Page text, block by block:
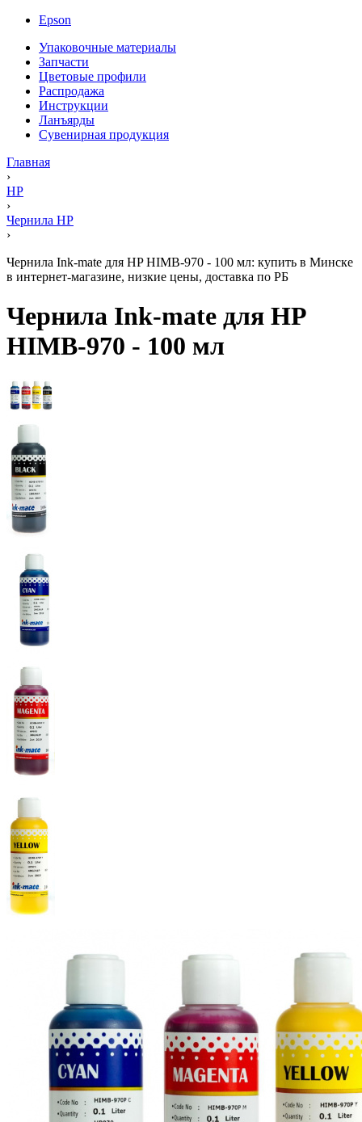
Epson
Упаковочные материалы
Запчасти
Цветовые профили
Распродажа
Инструкции
Ланъярды
Сувенирная продукция
Главная
›
HP
›
Чернила HP
›
Чернила Ink-mate для HP HIMB-970 - 100 мл: купить в Минске
в интернет-магазине, низкие цены, доставка по РБ
Чернила Ink-mate для HP
HIMB-970 - 100 мл